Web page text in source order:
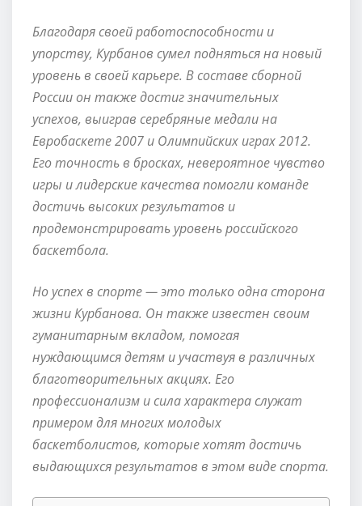
Благодаря своей работоспособности и
упорству, Курбанов сумел подняться на новый
уровень в своей карьере. В составе сборной
России он также достиг значительных
успехов, выиграв серебряные медали на
Евробаскете 2007 и Олимпийских играх 2012.
Его точность в бросках, невероятное чувство
игры и лидерские качества помогли команде
достичь высоких результатов и
продемонстрировать уровень российского
баскетбола.
Но успех в спорте — это только одна сторона
жизни Курбанова. Он также известен своим
гуманитарным вкладом, помогая
нуждающимся детям и участвуя в различных
благотворительных акциях. Его
профессионализм и сила характера служат
примером для многих молодых
баскетболистов, которые хотят достичь
выдающихся результатов в этом виде спорта.